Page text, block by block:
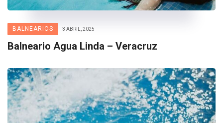
BALNEARIOS 3 ABRIL, 2025
Balneario Agua Linda – Veracruz